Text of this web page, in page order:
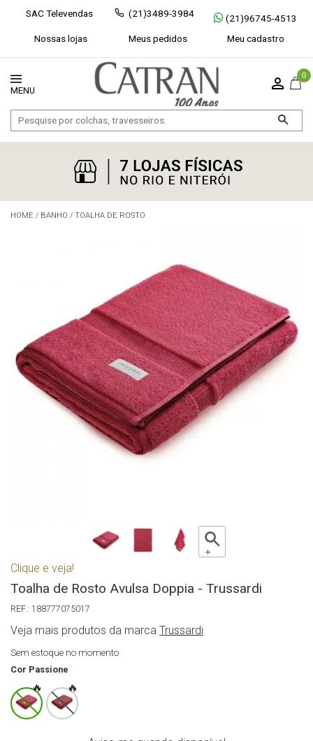
SAC Televendas (21)3489-3984
(21)96745-4513
Nossas lojas
Meus pedidos Meu cadastro
0
Exibir todos Fechar [×]
HOME / BANHO / TOALHA DE ROSTO
Clique e veja!
Toalha de Rosto Avulsa Doppia - Trussardi
188777075017
Veja mais produtos da marca Trussardi
Sem estoque no momento
Cor Passione